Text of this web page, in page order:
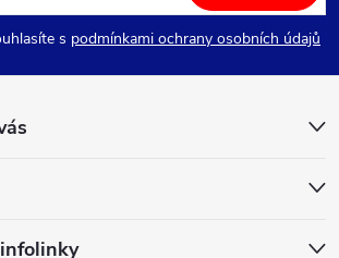
s podmínkami ochrany osobních údajů